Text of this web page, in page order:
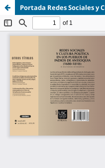
Portada Redes Sociales y